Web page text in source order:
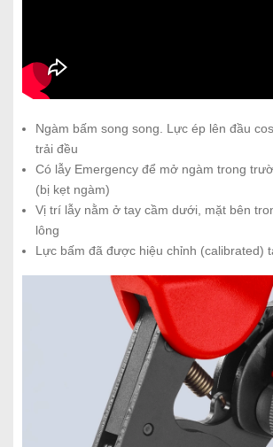
Ngàm bấm song song. Lực ép lên đầu
trải đều
Có lẫy Emergency để mở ngàm trong
(bị kẹt ngàm)
Vị trí lẫy nằm ở tay cầm dưới, mặt bên
lông
Lực bấm đã được hiệu chỉnh (calibrated)